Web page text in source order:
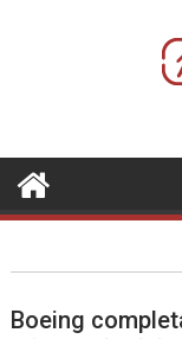
Boeing